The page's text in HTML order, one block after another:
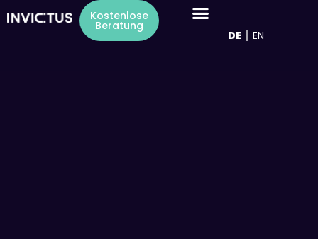
springen
Kostenlose
Beratung
DE EN